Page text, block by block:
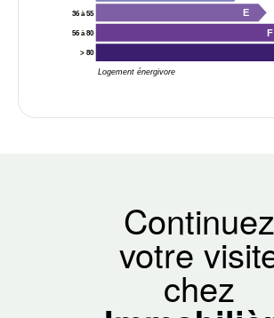
Logement énergivore
36 à 55 E
56 à 80 F
> 80
Continuez
votre
chez